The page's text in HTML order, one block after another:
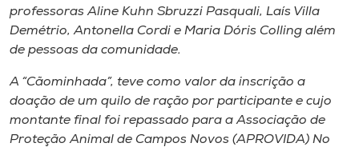
o idioma
A+
A-
professoras Aline Kuhn Sbruzzi Pasquali, Laís Villa
Demétrio, Antonella Cordi e Maria Dóris Colling além
de pessoas da comunidade.
A “Cãominhada”, teve como valor da inscrição a
doação de um quilo de ração por participante e cujo
montante final foi repassado para a Associação de
Proteção Animal de Campos Novos (APROVIDA) No